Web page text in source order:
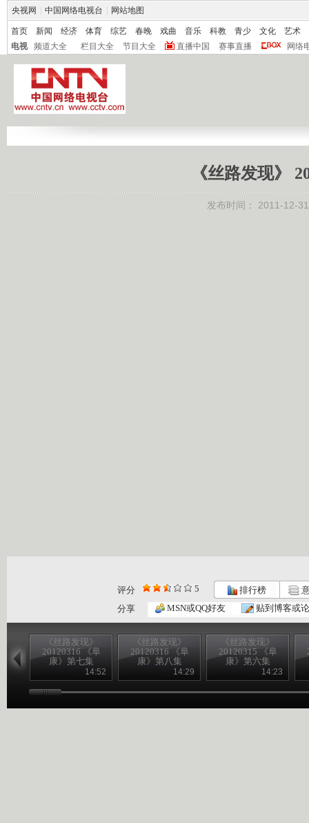
央视网 中国网络电视台 网站地图
首页 新闻 经济 体育 综艺 春晚 戏曲 音乐 科教 青少 文化
艺术
电视
频道大全 栏目大全 节目大全 直播中国 赛事直播 网络
《丝路发现》
发布时间： 2011-12-
评分 5 排行榜
分享
MSN或QQ好友 贴到博客或
《丝路发现》
20120316 《阜
康》第七集
14:52
《丝路发现》
20120316 《阜
康》第八集
14:29
《丝路发现》
20120315 《阜
康》第六集
14:23